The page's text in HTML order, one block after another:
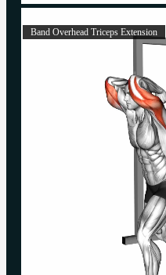
Band Overhead Triceps Extension